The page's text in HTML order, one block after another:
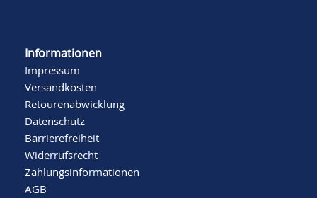
Informationen
Impressum
Versandkosten
Retourenabwicklung
Datenschutz
Barrierefreiheit
Widerrufsrecht
Zahlungsinformationen
AGB